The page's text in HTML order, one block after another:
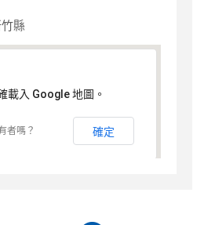
縣
載入 Google 地圖。
者嗎？ 確定